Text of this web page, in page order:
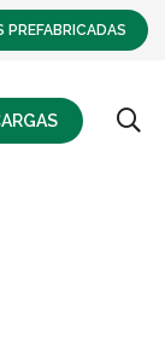
PREFABRICADAS